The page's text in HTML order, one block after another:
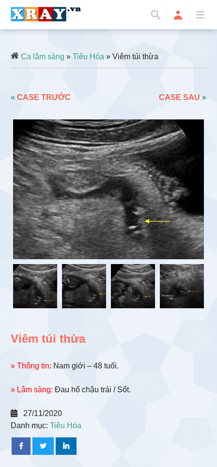
Ca lâm sàng »Tiêu Hóa » Viêm túi thừa
«CASE TRƯỚC CASE SAU »
Viêm túi thừa
» Thông tin: Nam giới – 48 tuổi.
» Lâm sàng: Đau hố chậu trái / Sốt.
27/11/2020
Danh mục:Tiêu Hóa